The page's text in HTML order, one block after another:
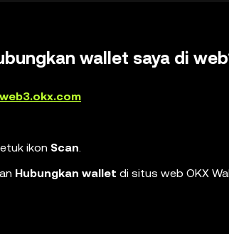
wallet saya di
ikon Scan.
Hubungkan wallet di situs web OKX